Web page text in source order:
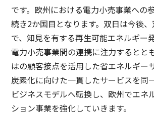
です。欧州における電力小売事業への
続き2か国目となります。双日は今後
で、知見を有する再生可能エネルギー
電力小売事業間の連携に注力するとと
はの顧客接点を活用した省エネルギー
炭素化に向けた一貫したサービスを同
ビジネスモデルへ転換し、欧州でエネ
ション事業を強化していきます。